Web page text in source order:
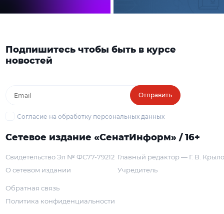
Подпишитесь чтобы быть в курсе
новостей
Отправить
Согласие на обработку персональных данных
Сетевое издание «СенатИнформ» / 16+
Свидетельство Эл № ФС77-79212
О сетевом издании
Главный редактор — Г. В.
Учредитель
Обратная связь
Политика конфиденциальности